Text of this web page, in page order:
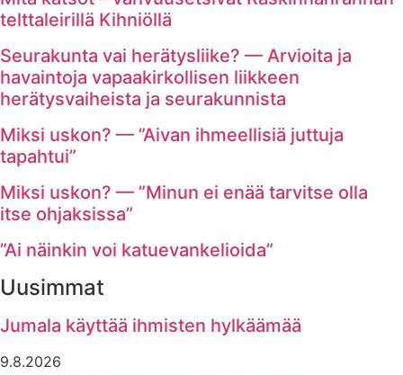
telttaleirillä Kihniöllä
Seurakunta vai herätysliike? — Arvioita ja
havaintoja vapaakirkollisen liikkeen
herätysvaiheista ja seurakunnista
Miksi uskon? — ”Aivan ihmeellisiä juttuja
tapahtui”
Miksi uskon? — ”Minun ei enää tarvitse olla
itse ohjaksissa”
”Ai näinkin voi katuevankelioida”
Uusimmat
Jumala käyttää ihmisten hylkäämää
9.8.2026